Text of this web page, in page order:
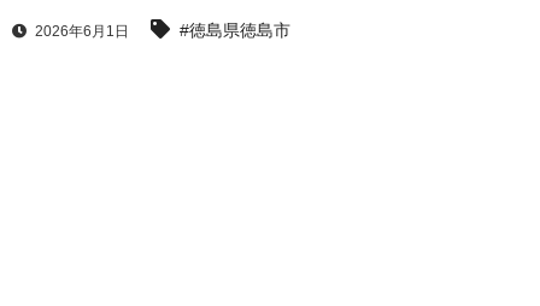
2026年6月1日 #徳島県徳島市